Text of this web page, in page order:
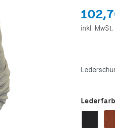
inkl. MwSt.